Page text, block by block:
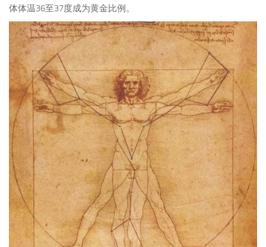
体体温36至37度成为黄金比例。